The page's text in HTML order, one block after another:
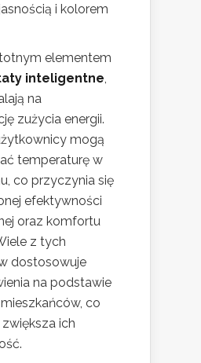
i kolorem
elementem
inteligentne,
na
zużycia energii.
mogą
temperaturę w
co przyczynia się
efektywności
oraz komfortu
z tych
dostosowuje
na podstawie
co
ich